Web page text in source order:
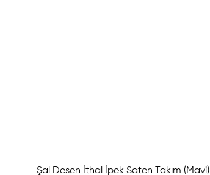
Şal Desen İthal İpek Saten Takım (Mavi)